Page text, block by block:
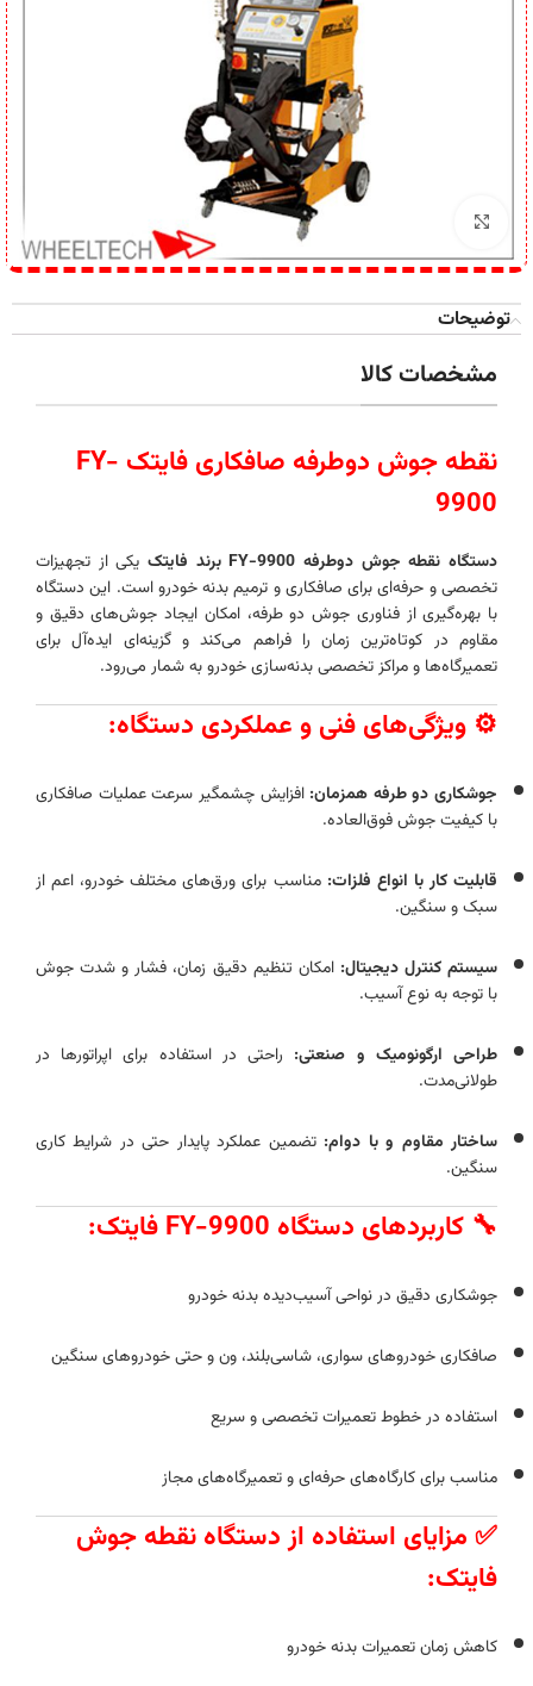
برای بزرگنمایی کلیک کنید
توضیحات
مشخصات کالا
نقطه جوش دوطرفه صافکاری فایتک FY-
9900
دستگاه نقطه جوش دوطرفه FY-9900 برند فایتک
یکی از تجهیزات
تخصصی و حرفه‌ای برای صافکاری و ترمیم بدنه خودرو است. این دستگاه
با بهره‌گیری از فناوری جوش دو طرفه، امکان ایجاد جوش‌های دقیق و
مقاوم در کوتاه‌ترین زمان را فراهم می‌کند و گزینه‌ای ایده‌آل برای
تعمیرگاه‌ها و مراکز تخصصی بدنه‌سازی خودرو به شمار می‌رود.
⚙️ ویژگی‌های فنی و عملکردی دستگاه:
جوشکاری دو طرفه همزمان: افزایش چشمگیر سرعت عملیات صافکاری
با کیفیت جوش فوق‌العاده.
قابلیت کار با انواع فلزات: مناسب برای ورق‌های مختلف خودرو، اعم از
سبک و سنگین.
سیستم کنترل دیجیتال: امکان تنظیم دقیق زمان، فشار و شدت جوش
با توجه به نوع آسیب.
طراحی ارگونومیک و صنعتی: راحتی در استفاده برای اپراتورها در
طولانی‌مدت.
ساختار مقاوم و با دوام: تضمین عملکرد پایدار حتی در شرایط کاری
سنگین.
🔧 کاربردهای دستگاه FY-9900 فایتک:
جوشکاری دقیق در نواحی آسیب‌دیده بدنه خودرو
صافکاری خودروهای سواری، شاسی‌بلند، ون و حتی خودروهای سنگین
استفاده در خطوط تعمیرات تخصصی و سریع
مناسب برای کارگاه‌های حرفه‌ای و تعمیرگاه‌های مجاز
✅ مزایای استفاده از دستگاه نقطه جوش
فایتک:
کاهش زمان تعمیرات بدنه خودرو